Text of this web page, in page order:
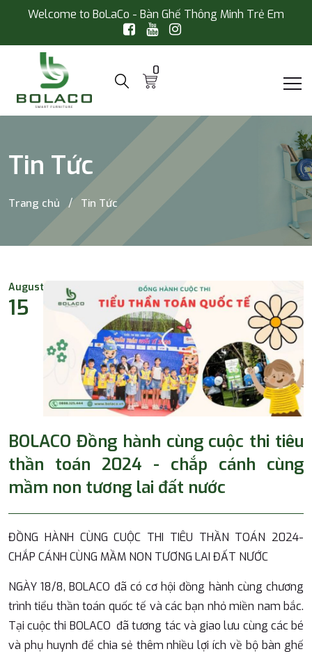
Welcome to BoLaCo - Bàn Ghế Thông Minh Trẻ Em
0
Tin Tức
Trang chủ Tin Tức
August
15
BOLACO Đồng hành cùng cuộc thi tiêu
thần toán 2024 - chắp cánh cùng
mầm non tương lai đất nước
ĐỒNG HÀNH CÙNG CUỘC THI TIÊU THẦN TOÁN 2024-
CHẮP CÁNH CÙNG MẦM NON TƯƠNG LAI ĐẤT NƯỚC
NGÀY 18/8, BOLACO đã có cơ hội đồng hành cùng chương
trình tiểu thần toán quốc tế và các bạn nhỏ miền nam bắc.
Tại cuộc thi BOLACO đã tương tác và giao lưu cùng các bé
và phụ huynh để chia sẻ thêm nhiều lợi ích về bộ bàn ghế